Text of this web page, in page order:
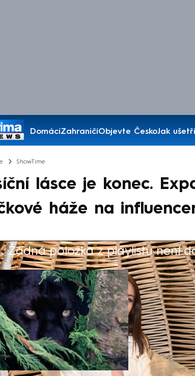
DomácíZahraničíObjevte ČeskoJak
Pořady
ShowTime
lásce je konec.
háže na
Žádná položka z playlistu není